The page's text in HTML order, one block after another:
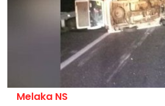
Melaka NS